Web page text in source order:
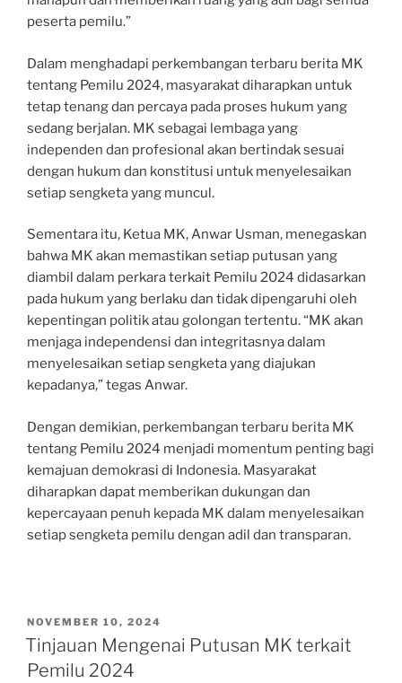
peserta pemilu.”
Dalam menghadapi perkembangan terbaru berita MK
tentang Pemilu 2024, masyarakat diharapkan untuk
tetap tenang dan percaya pada proses hukum yang
sedang berjalan. MK sebagai lembaga yang
independen dan profesional akan bertindak sesuai
dengan hukum dan konstitusi untuk menyelesaikan
setiap sengketa yang muncul.
Sementara itu, Ketua MK, Anwar Usman, menegaskan
bahwa MK akan memastikan setiap putusan yang
diambil dalam perkara terkait Pemilu 2024 didasarkan
pada hukum yang berlaku dan tidak dipengaruhi oleh
kepentingan politik atau golongan tertentu. “MK akan
menjaga independensi dan integritasnya dalam
menyelesaikan setiap sengketa yang diajukan
kepadanya,” tegas Anwar.
Dengan demikian, perkembangan terbaru berita MK
tentang Pemilu 2024 menjadi momentum penting bagi
kemajuan demokrasi di Indonesia. Masyarakat
diharapkan dapat memberikan dukungan dan
kepercayaan penuh kepada MK dalam menyelesaikan
setiap sengketa pemilu dengan adil dan transparan.
POSTED
ON
NOVEMBER 10, 2024
Tinjauan Mengenai Putusan MK terkait
Pemilu 2024